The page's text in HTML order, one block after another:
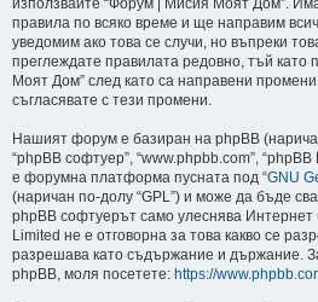
използвайте “Форум | Мисия Моят Дом”.
правила по всяко време и ще направим
уведомим ако това се случи, но въпреки
преглеждате правилата редовно, тъй като
Моят Дом” след като са направени
съгласявате с тези промени.
Нашият форум е базиран на phpBB
“phpBB софтуер”, “www.phpbb.com”, “phpBB
е форумна платформа пусната под “GNU
(наричан по-долу “GPL”) и може да бъде
phpBB софтуерът само улеснява Интернет
Limited не е отговорна за това какво се
разрешава като съдържание и държание.
phpBB, моля посетете: https://